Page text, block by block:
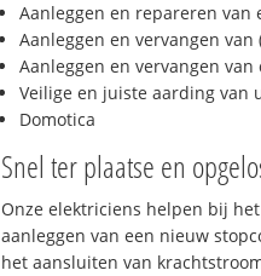
Aanleggen en repareren van
Aanleggen en vervangen van
Aanleggen en vervangen
Veilige en juiste aarding van
Domotica
Snel ter plaatse en
Onze elektriciens helpen bij
aanleggen van een nieuw
het aansluiten van